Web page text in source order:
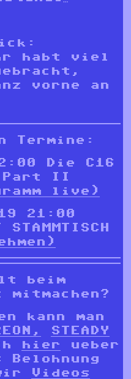
habt viel
vorne an
Termine:
Die C16
Part II
live)
21:00
STAMMTISCH
beim
mitmachen?
kann man
STEADY
hier
ueber
Belohnung
Videos